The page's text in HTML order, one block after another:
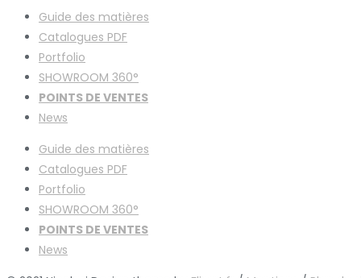
Guide des matières
Catalogues PDF
Portfolio
SHOWROOM 360°
POINTS DE VENTES
News
Guide des matières
Catalogues PDF
Portfolio
SHOWROOM 360°
POINTS DE VENTES
News